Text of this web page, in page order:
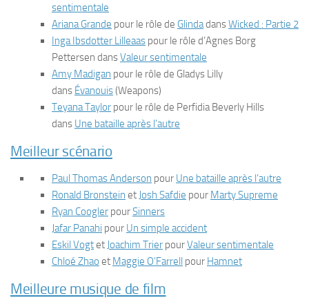
sentimentale
Ariana Grande pour le rôle de GlindadansWicked : Partie 2
Inga Ibsdotter Lilleaas pour le rôle d’Agnes Borg
Pettersen dansValeur sentimentale
Amy Madigan pour le rôle de Gladys Lilly
dans Évanouis(Weapons)
Teyana Taylor pour le rôle de Perfidia Beverly Hills
dans Une bataille après l’autre
Meilleur scénario
Paul Thomas Anderson pour Une bataille après l’autre
Ronald Bronstein et Josh Safdie pour Marty Supreme
Ryan Coogler pourSinners
Jafar Panahi pour Un simple accident
Eskil Vogtet Joachim Trier pourValeur sentimentale
Chloé Zhao et Maggie O’Farrell pour Hamnet
Meilleure musique de film